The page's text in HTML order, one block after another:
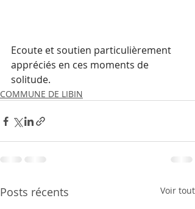
Ecoute et soutien particulièrement
appréciés en ces moments de
solitude.
COMMUNE DE LIBIN
Posts récents Voir tout